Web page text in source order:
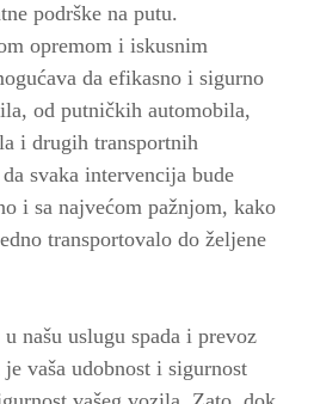
podrške na putu.
opremom i iskusnim
da efikasno i sigurno
od putničkih automobila,
i drugih transportnih
svaka intervencija bude
i sa najvećom pažnjom, kako
transportovalo do željene
našu uslugu spada i prevoz
vaša udobnost i sigurnost